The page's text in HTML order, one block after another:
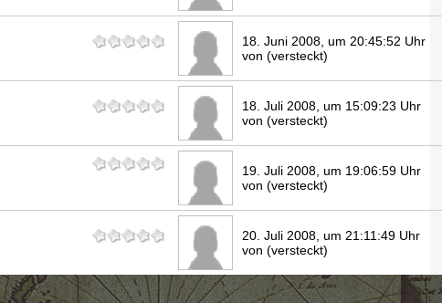
18. Juni 2008, um 20:45:52 Uhr
von (versteckt)
18. Juli 2008, um 15:09:23 Uhr
von (versteckt)
19. Juli 2008, um 19:06:59 Uhr
von (versteckt)
20. Juli 2008, um 21:11:49 Uhr
von (versteckt)